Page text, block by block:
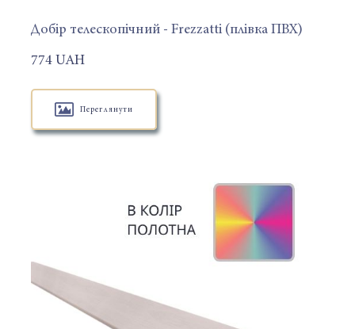
Добір телескопічний - Frezzatti (плівка ПВХ)
774 UAH
Переглянути